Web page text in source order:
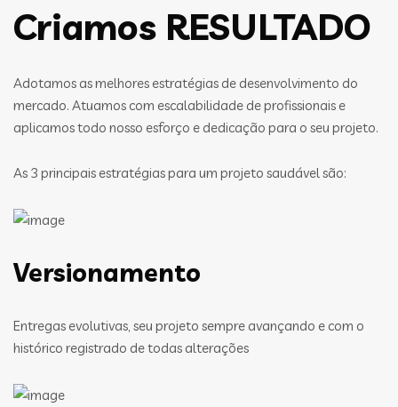
Criamos RESULTADO
Adotamos as melhores estratégias de desenvolvimento do
mercado. Atuamos com escalabilidade de profissionais e
aplicamos todo nosso esforço e dedicação para o seu projeto.
As 3 principais estratégias para um projeto saudável são:
Versionamento
Entregas evolutivas, seu projeto sempre avançando e com o
histórico registrado de todas alterações